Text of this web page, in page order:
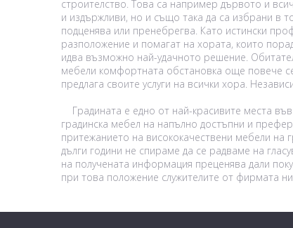
строителство. Това са например дървото и
и издържливи, но и също така да са избрани в
подценява или пренебрегва. Като истински
разположение и помагат на хората, които
идва възможно най-удачното решение.
мебели комфортната обстановка още повече
предлага своите услуги на всички хора.
Градината е едно от най-красивите места
градинска мебел на напълно достъпни и
притежанието на висококачествени мебели на
дълги години не спираме да се радваме на
на получената информация преценява дали
при това положение служителите от фирмата